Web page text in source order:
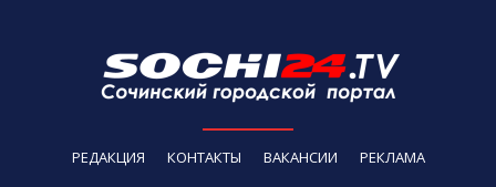
РЕДАКЦИЯ КОНТАКТЫ ВАКАНСИИ РЕКЛАМА